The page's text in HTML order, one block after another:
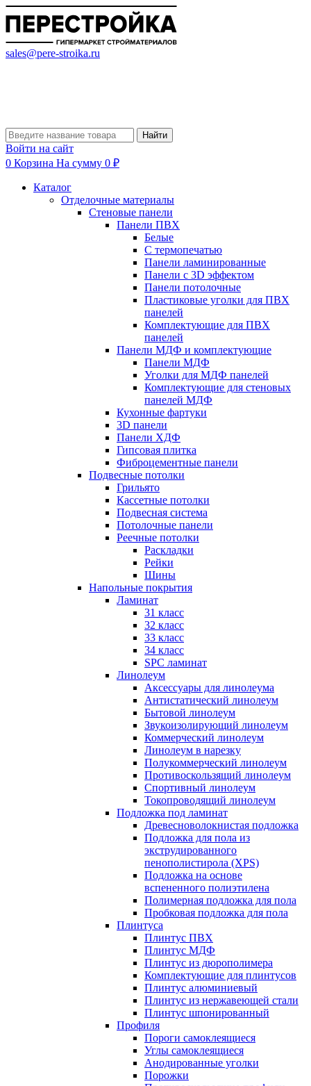
sales@pere-stroika.ru
Найти
Войти на сайт
0 Корзина На сумму 0 ₽
Каталог
Отделочные материалы
Стеновые панели
Панели ПВХ
Белые
С термопечатью
Панели ламинированные
Панели с 3D эффектом
Панели потолочные
Пластиковые уголки для ПВХ
панелей
Комплектующие для ПВХ
панелей
Панели МДФ и комплектующие
Панели МДФ
Уголки для МДФ панелей
Комплектующие для стеновых
панелей МДФ
Кухонные фартуки
3D панели
Панели ХДФ
Гипсовая плитка
Фиброцементные панели
Подвесные потолки
Грильято
Кассетные потолки
Подвесная система
Потолочные панели
Реечные потолки
Раскладки
Рейки
Шины
Напольные покрытия
Ламинат
31 класс
32 класс
33 класс
34 класс
SPC ламинат
Линолеум
Аксессуары для линолеума
Антистатический линолеум
Бытовой линолеум
Звукоизолирующий линолеум
Коммерческий линолеум
Линолеум в нарезку
Полукоммерческий линолеум
Противоскользящий линолеум
Спортивный линолеум
Токопроводящий линолеум
Подложка под ламинат
Древесноволокнистая подложка
Подложка для пола из
экструдированного
пенополистирола (XPS)
Подложка на основе
вспененного полиэтилена
Полимерная подложка для пола
Пробковая подложка для пола
Плинтуса
Плинтус ПВХ
Плинтус МДФ
Плинтус из дюрополимера
Комплектующие для плинтусов
Плинтус алюминиевый
Плинтус из нержавеющей стали
Плинтус шпонированный
Профиля
Пороги самоклеящиеся
Углы самоклеящиеся
Анодированные уголки
Порожки